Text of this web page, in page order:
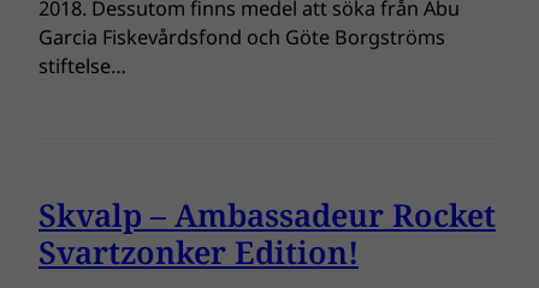
2018. Dessutom finns medel att söka från Abu
Garcia Fiskevårdsfond och Göte Borgströms
stiftelse…
Skvalp – Ambassadeur Rocket
Svartzonker Edition!